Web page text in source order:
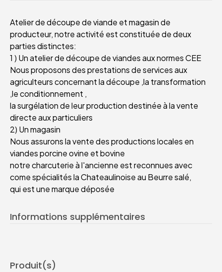
Atelier de découpe de viande et magasin de
producteur, notre activité est constituée de deux
parties distinctes:
1 ) Un atelier de découpe de viandes aux normes CEE
Nous proposons des prestations de services aux
agriculteurs concernant la découpe ,la transformation
,le conditionnement ,
la surgélation de leur production destinée à la vente
directe aux particuliers
2) Un magasin
Nous assurons la vente des productions locales en
viandes porcine ovine et bovine
notre charcuterie à l'ancienne est reconnues avec
come spécialités la Chateaulinoise au Beurre salé,
qui est une marque déposée
Informations supplémentaires
Produit(s)